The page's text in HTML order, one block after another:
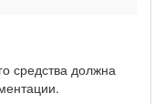
средства должна